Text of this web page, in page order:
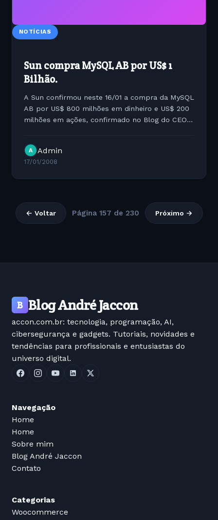
NOTÍCIAS
Sun compra MySQL AB por US$ 1
Bilhão.
A Sun confirmou neste 16/01 a compra da MySQL
AB por US$ 800 milhões em dinheiro e US$ 200
milhões em ações, confirmado no Blog do CEO
a Sun vai...
A Admin
17/01/2008
← Voltar Página 157 de 230 Próximo →
B Blog André Jaccon
accon.com.br: tecnologia, programação, AI,
cibersegurança e gadgets. Tutoriais, novidades e
tendências para profissionais e entusiastas do
universo digital.
Navegação
Home
Home
Sobre mim
Blog André Jaccon
Contato
Categorias
Woocommerce